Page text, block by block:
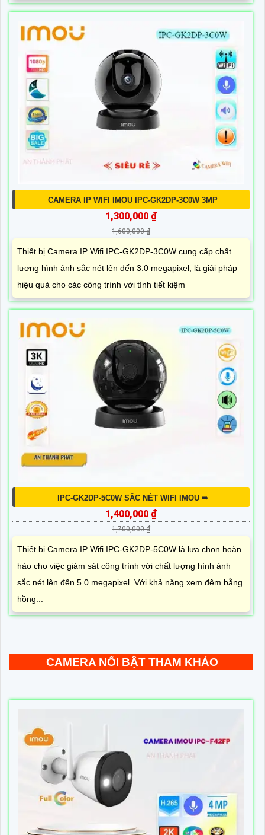
CAMERA IP WIFI IMOU IPC-GK2DP-3C0W 3MP
1,300,000 ₫
1,600,000 ₫
Thiết bị Camera IP Wifi IPC-GK2DP-3C0W cung cấp chất
lượng hình ảnh sắc nét lên đến 3.0 megapixel, là giải pháp
hiệu quả cho các công trình với tính tiết kiệm
IPC-GK2DP-5C0W SẮC NÉT WIFI IMOU ➠
1,400,000 ₫
1,700,000 ₫
Thiết bị Camera IP Wifi IPC-GK2DP-5C0W là lựa chọn hoàn
hảo cho việc giám sát công trình với chất lượng hình ảnh
sắc nét lên đến 5.0 megapixel. Với khả năng xem đêm bằng
hồng...
CAMERA NỔI BẬT THAM KHẢO